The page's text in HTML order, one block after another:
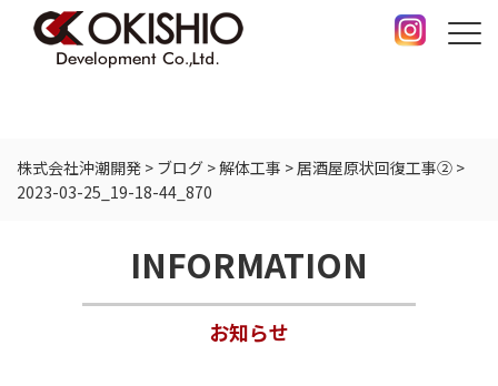
株式会社沖潮開発 > ブログ >解体工事 >居酒屋原状回復工事② >
2023-03-25_19-18-44_870
INFORMATION
お知らせ